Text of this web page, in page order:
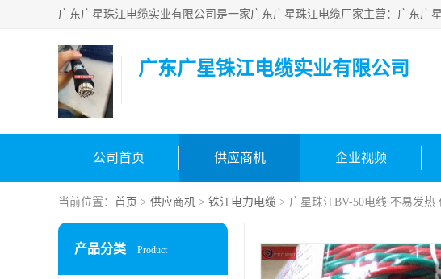
广东广星铢江电缆实业有限公司
公司首页 供应商机 企业视频
当前位置： 首页 > 供应商机 > 铢江电力电缆 > 广星珠江BV-50电线 不易发热
产品分类 Product